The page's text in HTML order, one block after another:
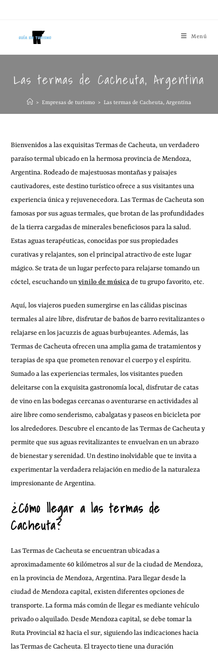
Menú
Las termas de Cacheuta, Argentina
> Empresas de turismo > Las termas de Cacheuta, Argentina
Bienvenidos a las exquisitas Termas de Cacheuta, un verdadero
paraíso termal ubicado en la hermosa provincia de Mendoza,
Argentina. Rodeado de majestuosas montañas y paisajes
cautivadores, este destino turístico ofrece a sus visitantes una
experiencia única y rejuvenecedora. Las Termas de Cacheuta son
famosas por sus aguas termales, que brotan de las profundidades
de la tierra cargadas de minerales beneficiosos para la salud.
Estas aguas terapéuticas, conocidas por sus propiedades
curativas y relajantes, son el principal atractivo de este lugar
mágico. Se trata de un lugar perfecto para relajarse tomando un
cóctel, escuchando unvinilo de músicade tu grupo favorito, etc.
Aquí, los viajeros pueden sumergirse en las cálidas piscinas
termales al aire libre, disfrutar de baños de barro revitalizantes o
relajarse en los jacuzzis de aguas burbujeantes. Además, las
Termas de Cacheuta ofrecen una amplia gama de tratamientos y
terapias de spa que prometen renovar el cuerpo y el espíritu.
Sumado a las experiencias termales, los visitantes pueden
deleitarse con la exquisita gastronomía local, disfrutar de catas
de vino en las bodegas cercanas o aventurarse en actividades al
aire libre como senderismo, cabalgatas y paseos en bicicleta por
los alrededores. Descubre el encanto de las Termas de Cacheuta y
permite que sus aguas revitalizantes te envuelvan en un abrazo
de bienestar y serenidad. Un destino inolvidable que te invita a
experimentar la verdadera relajación en medio de la naturaleza
impresionante de Argentina.
¿Cómo llegar a las termas de
Cacheuta?
Las Termas de Cacheuta se encuentran ubicadas a
aproximadamente 60 kilómetros al sur de la ciudad de Mendoza,
en la provincia de Mendoza, Argentina. Para llegar desde la
ciudad de Mendoza capital, existen diferentes opciones de
transporte. La forma más común de llegar es mediante vehículo
privado o alquilado. Desde Mendoza capital, se debe tomar la
Ruta Provincial 82 hacia el sur, siguiendo las indicaciones hacia
las Termas de Cacheuta. El trayecto tiene una duración